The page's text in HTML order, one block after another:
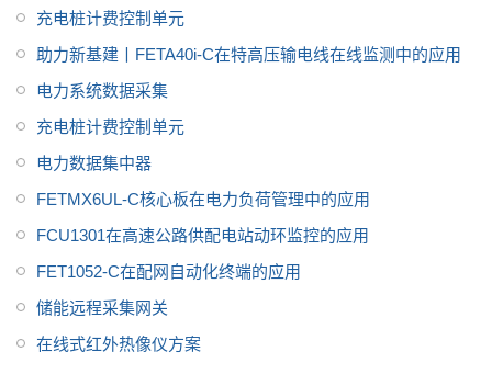
SD 4级更稳定。网关多用于电力
采集，农业环境采集，养殖环境
充电桩计费控制单元
助力新基建丨FETA40i-C在特高压输电线在线监测中的应用
电力系统数据采集
充电桩计费控制单元
电力数据集中器
FETMX6UL-C核心板在电力负荷管理中的应用
FCU1301在高速公路供配电站动环监控的应用
FET1052-C在配网自动化终端的应用
储能远程采集网关
在线式红外热像仪方案